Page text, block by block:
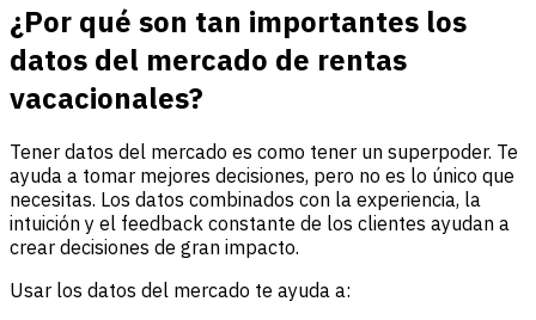
¿Por qué son tan importantes los
datos del mercado de rentas
vacacionales?
Tener datos del mercado es como tener un superpoder. Te
ayuda a tomar mejores decisiones, pero no es lo único que
necesitas. Los datos combinados con la experiencia, la
intuición y el feedback constante de los clientes ayudan a
crear decisiones de gran impacto.
Usar los datos del mercado te ayuda a: